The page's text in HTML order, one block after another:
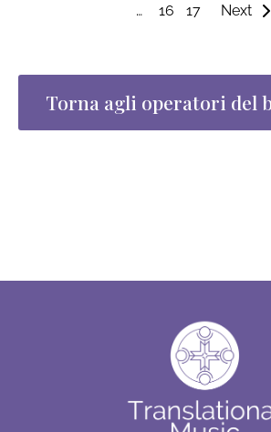
…
16 17 Next
Torna agli operatori del